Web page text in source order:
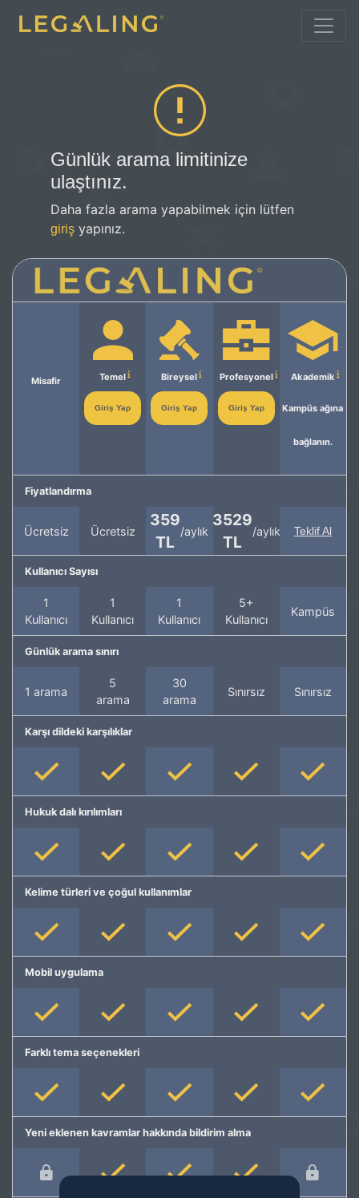
Günlük arama limitinize
ulaştınız.
Daha fazla arama yapabilmek için lütfen
giriş yapınız.
Misafir Temel
Giriş Yap
Bireysel
Giriş Yap
Profesyonel
Giriş Yap
Akademik
Kampüs ağına
bağlanın.
Fiyatlandırma
Ücretsiz Ücretsiz
359
TL
/aylık
3529
TL
/aylık Teklif Al
Kullanıcı Sayısı
1
Kullanıcı
1
Kullanıcı
1
Kullanıcı
5+
Kullanıcı
Kampüs
Günlük arama sınırı
1 arama
5
arama
30
arama
Sınırsız Sınırsız
Karşı dildeki karşılıklar
Hukuk dalı kırılımları
Kelime türleri ve çoğul kullanımlar
Mobil uygulama
Farklı tema seçenekleri
Yeni eklenen kavramlar hakkında bildirim alma